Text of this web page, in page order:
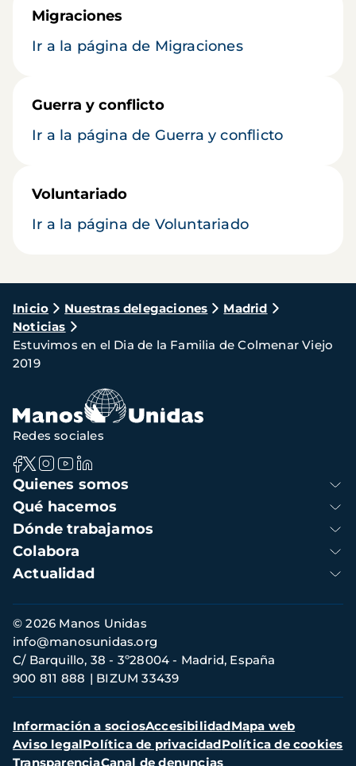
Migraciones
Ir a la página de Migraciones
Guerra y conflicto
Ir a la página de Guerra y conflicto
Voluntariado
Ir a la página de Voluntariado
Ruta
de
navegación
Inicio Nuestras delegaciones
Madrid
Noticias
Estuvimos en el Dia de la Familia de Colmenar Viejo
2019
Navegación
principal
Quienes somos
Qué hacemos
Dónde trabajamos
Colabora
Actualidad
Redes sociales
Información
de
contacto
© 2026 Manos Unidas
C/ Barquillo, 38 - 3º28004 - Madrid, España
900 811 888
BIZUM 33439
info@manosunidas.org
Menú
secundario
Información a sociosAccesibilidadMapa web
Aviso legalPolítica de privacidadPolítica de cookies
TransparenciaCanal de denuncias